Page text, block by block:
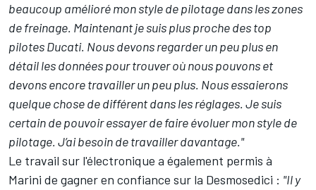
beaucoup amélioré mon style de pilotage dans les zones
de freinage. Maintenant je suis plus proche des top
pilotes Ducati. Nous devons regarder un peu plus en
détail les données pour trouver où nous pouvons et
devons encore travailler un peu plus. Nous essaierons
quelque chose de différent dans les réglages. Je suis
certain de pouvoir essayer de faire évoluer mon style de
pilotage. J’ai besoin de travailler davantage."
Le travail sur l'électronique a également permis à
Marini de gagner en confiance sur la Desmosedici : "Il y